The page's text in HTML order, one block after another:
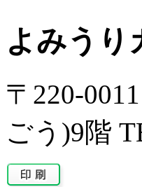
よみうり
〒220-
ごう)9階